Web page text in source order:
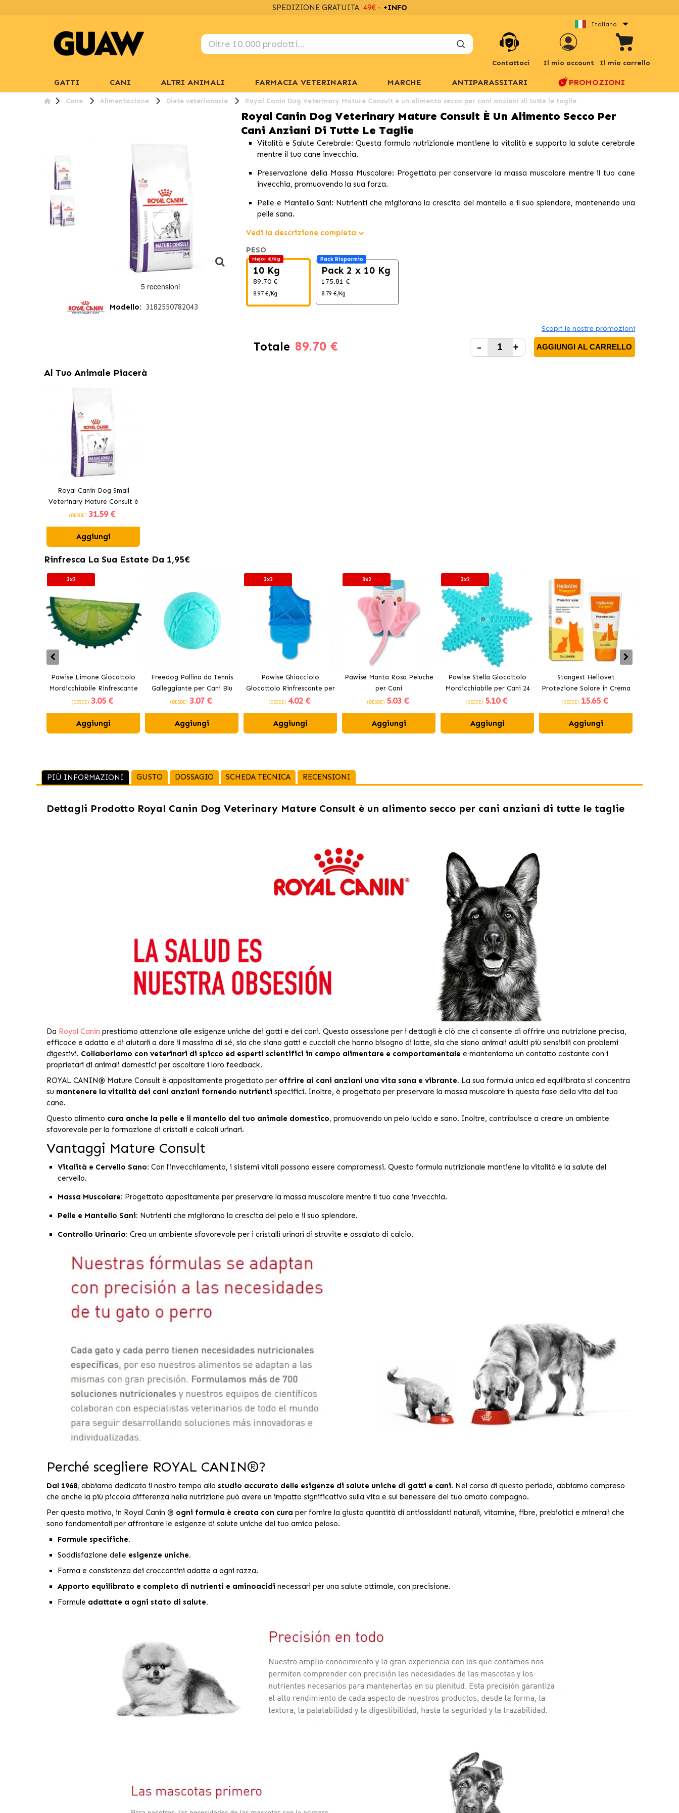
SPEDIZIONE GRATUITA 49€ - +INFO
Italiano
Contattaci Il mio account Il mio carrello
GATTI CANI ALTRI ANIMALI FARMACIA VETERINARIA MARCHE ANTIPARASSITARI PROMOZIONI
Cane Alimentazione Diete veterianarie Royal Canin Dog Veterinary Mature Consult è un alimento secco per cani anziani di tutte le taglie
Royal Canin Dog Veterinary Mature Consult È Un Alimento Secco Per
Cani Anziani Di Tutte Le Taglie
Modello: 3182550782043
Vitalità e Salute Cerebrale: Questa formula nutrizionale mantiene la vitalità e supporta la salute cerebrale
mentre il tuo cane invecchia.
Preservazione della Massa Muscolare: Progettata per conservare la massa muscolare mentre il tuo cane
invecchia, promuovendo la sua forza.
Pelle e Mantello Sani: Nutrienti che migliorano la crescita del mantello e il suo splendore, mantenendo una
pelle sana.
Vedi la descrizione completa
PESO
Mejor €/Kg
10 Kg
89.70 €
8.97 €/Kg
Pack Risparmio
Pack 2 x 10 Kg
175.81 €
8.79 €/Kg
Scopri le nostre promozioni
Totale 89.70 € - + AGGIUNGI AL CARRELLO
Al Tuo Animale Piacerà
Royal Canin Dog Small
Veterinary Mature Consult è
un alimento secco per cani
(DESDE) 31.59 €
Aggiungi
Rinfresca La Sua Estate Da 1,95€
3x2
Pawise Limone Giocattolo
Mordicchiabile Rinfrescante
per Cani 12 cm
(DESDE) 3.05 €
Aggiungi
Freedog Pallina da Tennis
Galleggiante per Cani Blu
(DESDE) 3.07 €
Aggiungi
3x2
Pawise Ghiacciolo
Giocattolo Rinfrescante per
Cani
(DESDE) 4.02 €
Aggiungi
3x2
Pawise Manta Rosa Peluche
per Cani
(DESDE) 5.03 €
Aggiungi
3x2
Pawise Stella Giocattolo
Mordicchiabile per Cani 24
cm
(DESDE) 5.10 €
Aggiungi
Stangest Heliovet
Protezione Solare in Crema
per Cani e Gatti SPF 50+
(DESDE) 15.65 €
Aggiungi
PIÙ INFORMAZIONI GUSTO DOSSAGIO SCHEDA TECNICA RECENSIONI
Dettagli Prodotto Royal Canin Dog Veterinary Mature Consult è un alimento secco per cani anziani di tutte le taglie
Da Royal Canin prestiamo attenzione alle esigenze uniche dei gatti e dei cani. Questa ossessione per i dettagli è ciò che ci consente di offrire una nutrizione precisa,
efficace e adatta e di aiutarli a dare il massimo di sé, sia che siano gatti e cuccioli che hanno bisogno di latte, sia che siano animali adulti più sensibili con problemi
digestivi. Collaboriamo con veterinari di spicco ed esperti scientifici in campo alimentare e comportamentale e manteniamo un contatto costante con i
proprietari di animali domestici per ascoltare i loro feedback.
ROYAL CANIN® Mature Consultè appositamente progettato per offrire ai cani anziani una vita sana e vibrante. La sua formula unica ed equilibrata si concentra
su mantenere la vitalità dei cani anziani fornendo nutrienti specifici. Inoltre, è progettato per preservare la massa muscolare in questa fase della vita del tuo
cane.
Questo alimento cura anche la pelle e il mantello del tuo animale domestico, promuovendo un pelo lucido e sano. Inoltre, contribuisce a creare un ambiente
sfavorevole per la formazione di cristalli e calcoli urinari.
Vantaggi Mature Consult
Vitalità e Cervello Sano: Con l'invecchiamento, i sistemi vitali possono essere compromessi. Questa formula nutrizionale mantiene la vitalità e la salute del
cervello.
Massa Muscolare: Progettato appositamente per preservare la massa muscolare mentre il tuo cane invecchia.
Pelle e Mantello Sani: Nutrienti che migliorano la crescita del pelo e il suo splendore.
Controllo Urinario: Crea un ambiente sfavorevole per i cristalli urinari di struvite e ossalato di calcio.
Perché scegliere ROYAL CANIN®?
Dal 1968, abbiamo dedicato il nostro tempo allo studio accurato delle esigenze di salute uniche di gatti e cani. Nel corso di questo periodo, abbiamo compreso
che anche la più piccola differenza nella nutrizione può avere un impatto significativo sulla vita e sul benessere del tuo amato compagno.
Per questo motivo, in Royal Canin ® ogni formula è creata con cura per fornire la giusta quantità di antiossidanti naturali, vitamine, fibre, prebiotici e minerali che
sono fondamentali per affrontare le esigenze di salute uniche del tuo amico peloso.
Formule specifiche.
Soddisfazione delle esigenze uniche.
Forma e consistenza dei croccantini adatte a ogni razza.
Apporto equilibrato e completo di nutrienti e aminoacidi necessari per una salute ottimale, con precisione.
Formule adattate a ogni stato di salute.